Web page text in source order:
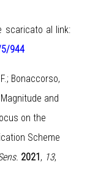
scaricato al link:
944
Bonaccorso,
and
on the
Scheme
2021, 13,